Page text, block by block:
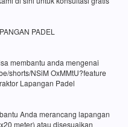
PADEL
membantu anda mengenai
shorts/NSiM OxMMtU?feature
Lapangan Padel
Anda merancang lapangan
meter) atau disesuaikan